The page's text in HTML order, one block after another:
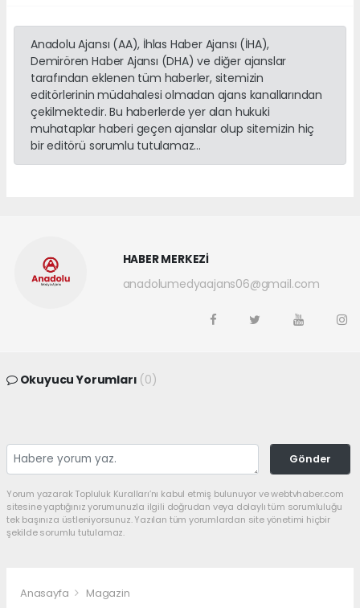
Anadolu Ajansı (AA), İhlas Haber Ajansı (İHA),
Demirören Haber Ajansı (DHA) ve diğer ajanslar
tarafından eklenen tüm haberler, sitemizin
editörlerinin müdahalesi olmadan ajans kanallarından
çekilmektedir. Bu haberlerde yer alan hukuki
muhataplar haberi geçen ajanslar olup sitemizin hiç
bir editörü sorumlu tutulamaz...
HABER MERKEZİ
anadolumedyaajans06@gmail.com
Okuyucu Yorumları (0)
Gönder
Yorum yazarak Topluluk Kuralları’nı kabul etmiş bulunuyor ve webtvhaber.com
sitesine yaptığınız yorumunuzla ilgili doğrudan veya dolaylı tüm sorumluluğu
tek başınıza üstleniyorsunuz. Yazılan tüm yorumlardan site yönetimi hiçbir
şekilde sorumlu tutulamaz.
Anasayfa Magazin